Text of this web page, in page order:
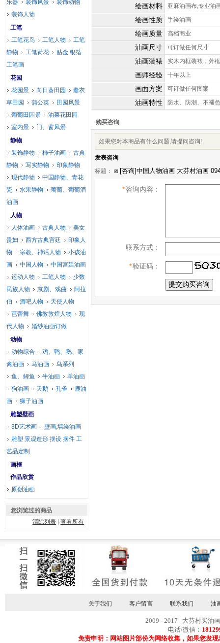
绘画材料 亚麻油画布,专业油
绘画性质 手绘油画
绘画质量 高档商业
油画尺寸 可订做任何尺寸
油画装裱 实木内框装裱，外
画师经验 十年以上
画面方案 可订做任何图案
油画特性 防水、防潮、不褪色
购买咨询
如果您对本商品有什么问题,请提问咨询!
发表咨询
标题：
*咨询内容：
联系方式：
*验证码：
乐器 装饰风景
装饰动物
装饰人物
工笔
工笔花鸟
工笔人物
工笔
静物
工笔荷花
贴金 银箔
工笔画
花园
花园景
向日葵田园
薰衣
草田园
蒲公英
田园风景
葡萄田园景
油菜花田园
室内景
门、窗风景
静物
装饰静物
柿子油画
古典
静物
写实静物
印象静物
现代静物
中国静物、青花
瓷
水果静物
葡萄、葡萄酒
油画
人物
人体油画
古典人物
美女
贵妇
西方古典宫廷
印象人
物
宗教、神话人物
小孩油
画
中国人物
中国宫廷油画
运动人物
工笔人物
少数
民族人物
京剧、戏曲
阿拉
伯
酒吧人物
天使人物
芭蕾舞
佛教敦煌人物
现
代人物
婚纱油画订做
动物
动物综合
鸡、鸭、鹅、家
禽油画
马油画
鸟系列
鱼、鲤鱼
牛油画
羊油画
狗油画
天鹅 孔雀
鹿油
画
狮子油画
雕塑壁画
3D艺术画
壁画,墙绘油画
雕塑 景观造形 摆设 摆件 工
艺品定制
画框
作品欣赏
原创油画
您浏览过的商品
清除列表 |查看所有
关于我们 客户留言 联系我们 油
2009 - 2017 大芬村买油
电话/微信：
免责申明：网站图片部份为网络收集，如果您发